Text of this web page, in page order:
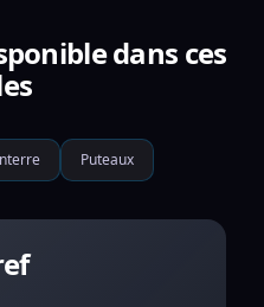
dans ces
Puteaux